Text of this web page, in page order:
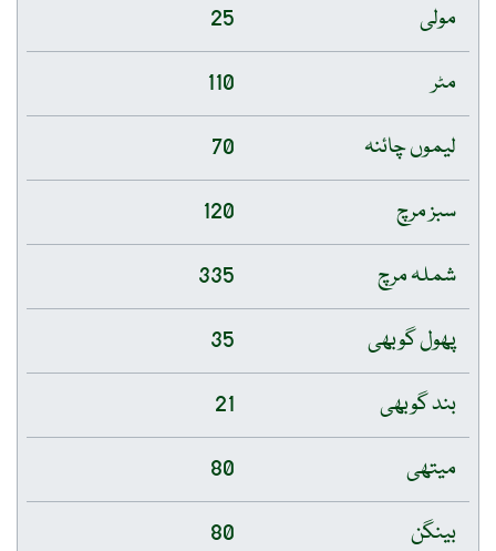
مولی
25
مٹر
110
لیموں چائنہ
70
سبز مرچ
120
شملہ مرچ
335
پھول گوبھی
35
بند گوبھی
21
میتھی
80
بینگن
80